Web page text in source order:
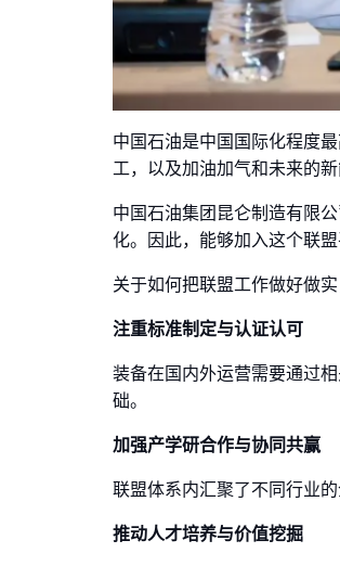
中国石油是中国国际化程度
工，以及加油加气和未来的
中国石油集团昆仑制造有限
化。因此，能够加入这个联
关于如何把联盟工作做好做实
注重标准制定与认证认可
装备在国内外运营需要通过
础。
加强产学研合作与协同共赢
联盟体系内汇聚了不同行业
推动人才培养与价值挖掘